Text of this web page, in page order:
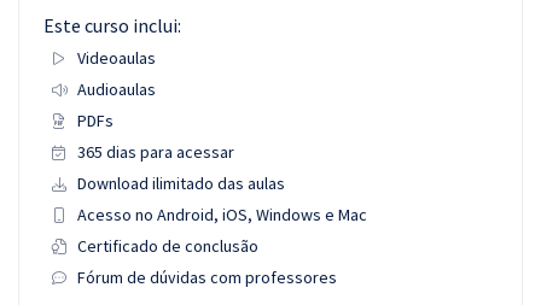
Este curso inclui:
Videoaulas
Audioaulas
PDFs
365 dias para acessar
Download ilimitado das aulas
Acesso no Android, iOS, Windows e Mac
Certificado de conclusão
Fórum de dúvidas com professores